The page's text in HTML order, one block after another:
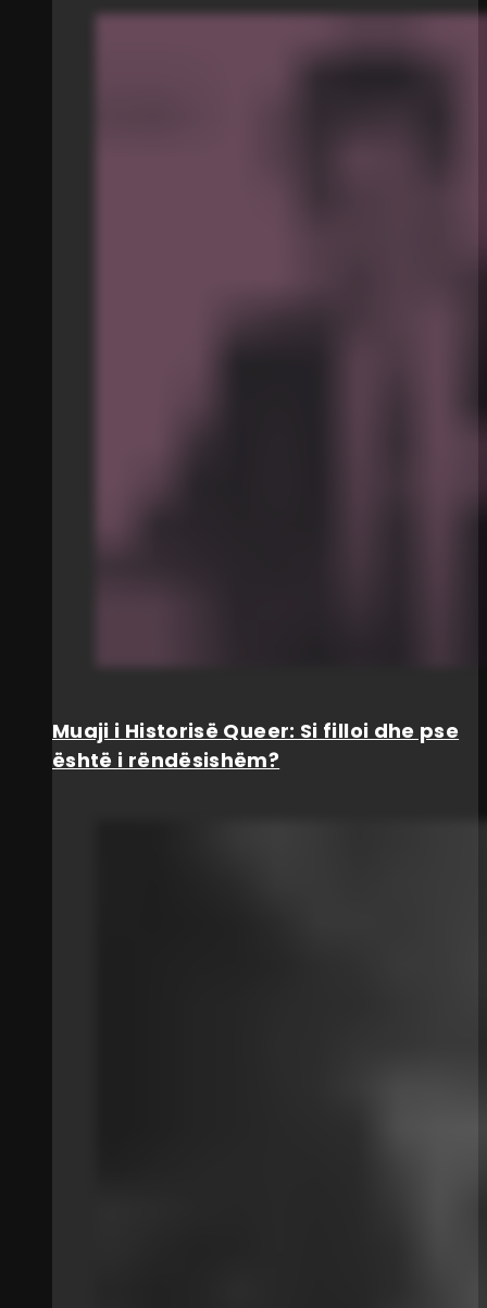
Muaji i Historisë Queer: Si filloi dhe pse
është i rëndësishëm?